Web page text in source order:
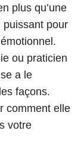
plus qu’une
puissant pour
ou praticien
a le
façons.
comment elle
votre